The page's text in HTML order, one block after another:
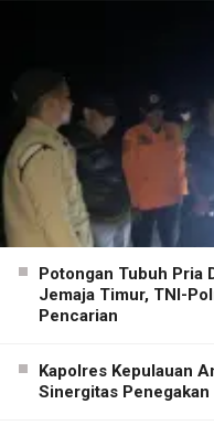
Potongan Tubuh Pria
Jemaja Timur, TNI-
Pencarian
Kapolres Kepulauan
Sinergitas Penegakan